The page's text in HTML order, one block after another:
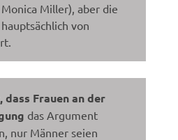
Miller), aber die
von
dass Frauen an der
das Argument
nur Männer seien